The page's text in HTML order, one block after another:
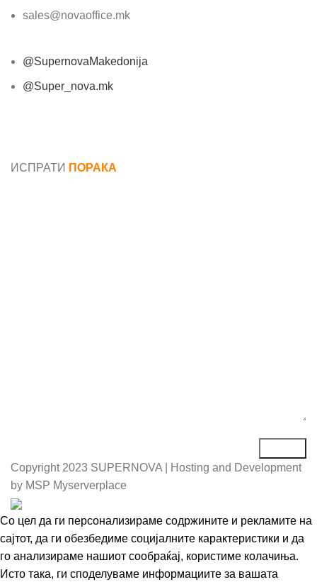
sales@novaoffice.mk
@SupernovaMakedonija
@Super_nova.mk
ИСПРАТИ ПОРАКА
Copyright 2023 SUPERNOVA | Hosting and Development
by MSP Myserverplace
Со цел да ги персонализираме содржините и рекламите на
сајтот, да ги обезбедиме социјалните карактеристики и да
го анализираме нашиот сообраќај, користиме колачиња.
Исто така, ги споделуваме информациите за вашата